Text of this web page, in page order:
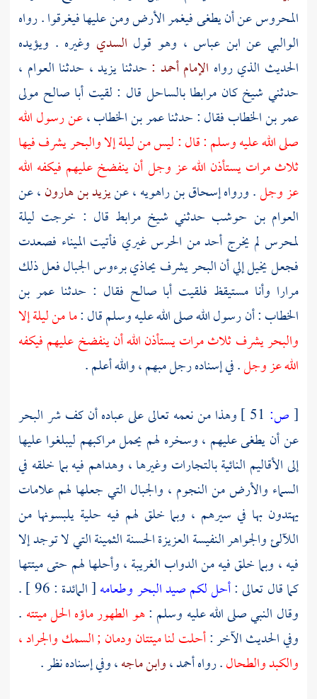
المحروس عن أن يطغى فيغمر الأرض ومن عليها فيغرقوا . رواه
الوالبي عن ابن عباس ، وهو قول السدي وغيره . ويؤيده
الحديث الذي رواه الإمام أحمد : حدثنا يزيد، حدثنا العوام ،
حدثني شيخ كان مرابطا بالساحل قال : لقيت أبا صالح مولى
عمر بن الخطابفقال : حدثناعمر بن الخطاب،عن رسول الله
صلى الله عليه وسلم : قال : ليس من ليلة إلا والبحر يشرف فيها
ثلاث مرات يستأذن الله عز وجل أن ينفضخ عليهم فيكفه الله
عز وجل. ورواهإسحاق بن راهويه، عنيزيد بن هارون، عن
العوام بن حوشب حدثني شيخ مرابط قال : خرجت ليلة
لمحرس لم يخرج أحد من الحرس غيري فأتيت الميناء فصعدت
فجعل يخيل إلي أن البحر يشرف يحاذي برءوس الجبال فعل ذلك
مرارا وأنا مستيقظ فلقيت أبا صالح فقال : حدثنا عمر بن
الخطاب: أن رسول الله صلى الله عليه وسلم قال :ما من ليلة إلا
والبحر يشرف ثلاث مرات يستأذن الله أن ينفضخ عليهم فيكفه
الله عز وجل. في إسناده رجل مبهم ، والله أعلم .
[ص:
وهذا من نعمه تعالى على عباده أن كف شر البحر
عن أن يطغى عليهم ، وسخره لهم يحمل مراكبهم ليبلغوا عليها
إلى الأقاليم النائية بالتجارات وغيرها ، وهداهم فيه بما خلقه في
السماء والأرض من النجوم ، والجبال التي جعلها لهم علامات
يهتدون بها في سيرهم ، وبما خلق لهم فيه حلية يلبسونها من
اللآلئ والجواهر النفيسة العزيزة الحسنة الثمينة التي لا توجد إلا
فيه ، وبما خلق فيه من الدواب الغريبة ، وأحلها لهم حتى ميتتها
كما قال تعالى :أحل لكم صيد البحر وطعامه
[ المائدة : 96 ] .
وقال النبي صلى الله عليه وسلم :هو الطهور ماؤه الحل ميتته .
وفي الحديث الآخر :أحلت لنا ميتتان ودمان ; السمك والجراد ،
والكبد والطحال. رواهأحمد،وابن ماجه، وفي إسناده نظر .